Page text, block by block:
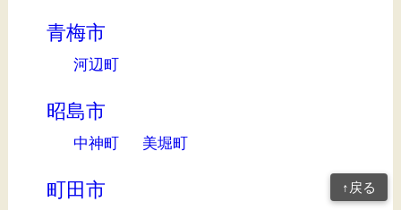
青梅市
河辺町
昭島市
中神町 美堀町
町田市 ↑戻る